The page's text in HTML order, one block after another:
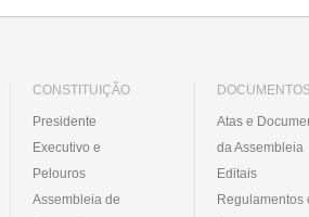
CONSTITUIÇÃO
Presidente
Executivo e
Pelouros
Assembleia de
Atas e
da Assembleia
Editais
Regulamentos